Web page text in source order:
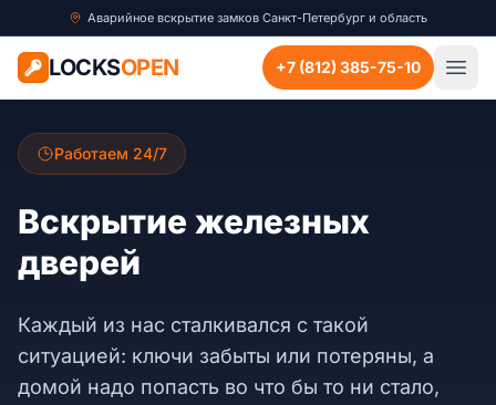
Аварийное вскрытие замков Санкт-Петербург и область
LOCKSOPEN +7 (812) 385-75-10
Работаем 24/7
Вскрытие железных
дверей
Каждый из нас сталкивался с такой
ситуацией: ключи забыты или потеряны, а
домой надо попасть во что бы то ни стало,